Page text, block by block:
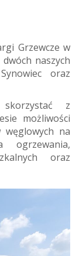
Grzewcze w
naszych
oraz
z
możliwości
węglowych na
ogrzewania,
oraz